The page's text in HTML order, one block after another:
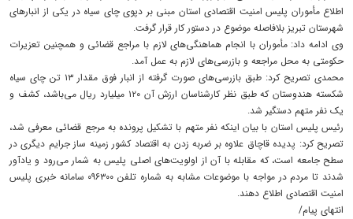
اطلاع مأموران پلیس امنیت اقتصادی استان مبنی بر دپوی چای سیاه در یکی از انبارهای
شهرستان تبریز بلافاصله موضوع در دستور کار قرار گرفت.
وی ادامه داد: مأموران با انجام هماهنگی‌های لازم با مراجع قضائی و همچنین تعزیرات
حکومتی به محل مراجعه و بازرسی‌های لازم به عمل آمد.
محمدی تصریح کرد: طبق بازرسی‌های صورت گرفته از انبار فوق مقدار ۱۳ تن چای سیاه
شکسته هندوستان که طبق نظر کارشناسان ارزش آن ۱۲۰ میلیارد ریال می‌باشد، کشف و
یک نفر متهم دستگیر شد.
رئیس پلیس استان با بیان اینکه نفر متهم با تشکیل پرونده به مرجع قضائی معرفی شد،
تصریح کرد: پدیده قاچاق علاوه بر ضربه زدن به اقتصاد کشور زمینه ساز جرایم دیگری در
سطح جامعه است، که مقابله با آن از اولویت‌های اصلی پلیس به شمار می‌رود و یادآور
شدند تا مردم در مواجه با موضوعات مشابه به شماره تلفن ۰۹۶۳۰۰ سامانه خبری پلیس
امنیت اقتصادی اطلاع دهند.
انتهای پیام/